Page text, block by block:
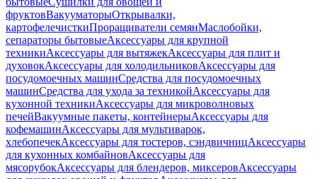
фруктовВакууматорыОткрывалки,
картофелечисткиПроращиватели семянМаслобойки,
сепараторы бытовыеАксессуары для крупной
техникиАксессуары для вытяжекАксессуары для плит и
духовокАксессуары для холодильниковАксессуары для
посудомоечных машинСредства для посудомоечных
машинСредства для ухода за техникойАксессуары для
кухонной техникиАксессуары для микроволновых
печейВакуумные пакеты, контейнерыАксессуары для
кофемашинАксессуары для мультиварок,
хлебопечекАксессуары для тостеров, сэндвичницАксессуары
для кухонных комбайновАксессуары для
мясорубокАксессуары для блендеров, миксеровАксессуары